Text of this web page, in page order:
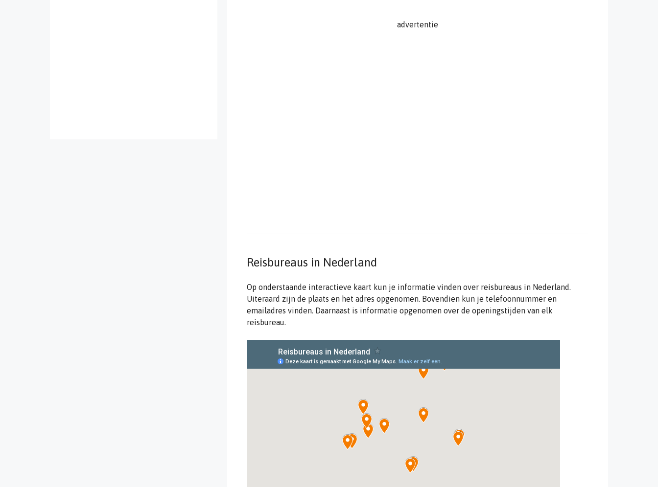
advertentie
Reisbureaus in Nederland
Op onderstaande interactieve kaart kun je informatie vinden over reisbureaus in Nederland.
Uiteraard zijn de plaats en het adres opgenomen. Bovendien kun je telefoonnummer en
emailadres vinden. Daarnaast is informatie opgenomen over de openingstijden van elk
reisbureau.